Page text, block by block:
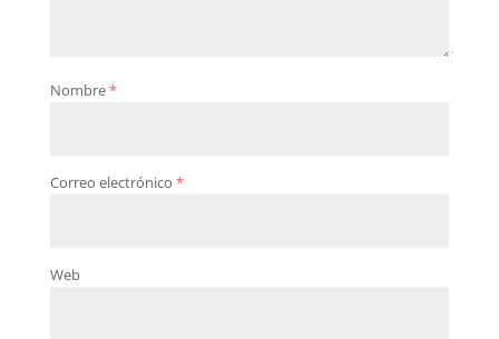
Nombre*
Correo electrónico *
Web